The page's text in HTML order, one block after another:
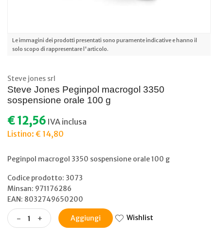
Le immagini dei prodotti presentati sono puramente indicative e hanno il
solo scopo di rappresentare l'articolo.
Steve jones srl
Steve Jones Peginpol macrogol 3350
sospensione orale 100 g
€ 12,56 IVA inclusa
Listino: € 14,80
Peginpol macrogol 3350 sospensione orale 100 g
Codice prodotto: 3073
Minsan: 971176286
EAN: 8032749650200
- + Aggiungi Wishlist